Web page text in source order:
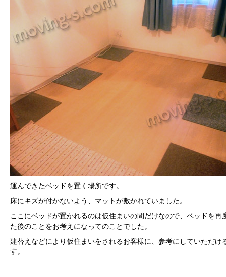
運んできたベッドを置く場所です。
床にキズが付かないよう、マットが敷かれていました。
ここにベッドが置かれるのは仮住まいの間だけなので、ベッドを再
た後のことをお考えになってのことでした。
建替えなどにより仮住まいをされるお客様に、参考にしていただけ
す。